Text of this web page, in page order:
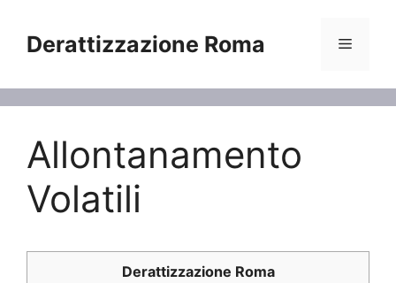
contenuto
Derattizzazione Roma Menu
Allontanamento
Volatili
Derattizzazione Roma